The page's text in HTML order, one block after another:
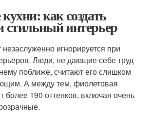
как создать
стильный интерьер
игнорируется при
Люди, не дающие себе труд
поближе, считают его слишком
А между тем, фиолетовая
более 190 оттенков, включая очень